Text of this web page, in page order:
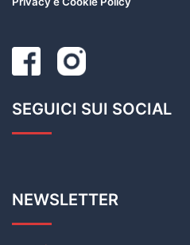
SEGUICI SUI SOCIAL
NEWSLETTER